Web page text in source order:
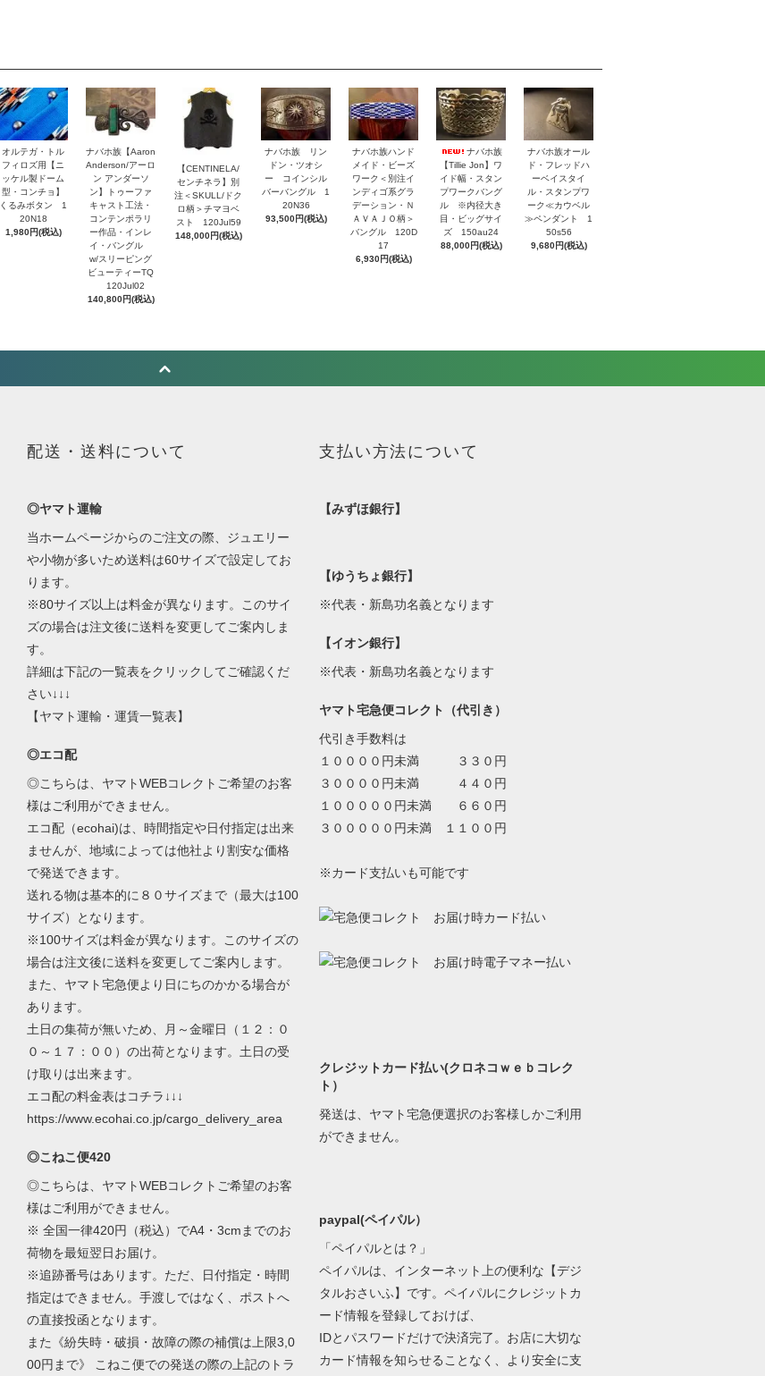
オルテガ・トル
フィロズ用【ニ
ッケル製ドーム
型・コンチョ】
くるみボタン 1
20N18
1,980円(税込)
ナバホ族【Aaron
Anderson/アーロ
ン アンダーソ
ン】トゥーファ
キャスト工法・
コンテンポラリ
ー作品・インレ
イ・バングル
w/スリーピング
ビューティーTQ
120Jul02
140,800円(税込)
【CENTINELA/
センチネラ】別
注＜SKULL/ドク
ロ柄＞チマヨベ
スト 120Jul59
148,000円(税込)
ナバホ族 リン
ドン・ツオシ
ー コインシル
バーバングル 1
20N36
93,500円(税込)
ナバホ族ハンド
メイド・ビーズ
ワーク＜別注イ
ンディゴ系グラ
デーション・Ｎ
ＡＶＡＪＯ柄＞
バングル 120D
17
6,930円(税込)
ナバホ族
【Tillie Jon】ワ
イド幅・スタン
プワークバング
ル ※内径大き
目・ビッグサイ
ズ 150au24
88,000円(税込)
ナバホ族オール
ド・フレッドハ
ーベイスタイ
ル・スタンプワ
ーク≪カウベル
≫ペンダント 1
50s56
9,680円(税込)
配送・送料について
◎ヤマト運輸
当ホームページからのご注文の際、ジュエリー
や小物が多いため送料は60サイズで設定してお
ります。
※80サイズ以上は料金が異なります。このサイ
ズの場合は注文後に送料を変更してご案内しま
す。
詳細は下記の一覧表をクリックしてご確認くだ
さい↓↓↓
【ヤマト運輸・運賃一覧表】
◎エコ配
◎こちらは、ヤマトWEBコレクトご希望のお客
様はご利用ができません。
エコ配（ecohai)は、時間指定や日付指定は出来
ませんが、地域によっては他社より割安な価格
で発送できます。
送れる物は基本的に８０サイズまで（最大は100
サイズ）となります。
※100サイズは料金が異なります。このサイズの
場合は注文後に送料を変更してご案内します。
また、ヤマト宅急便より日にちのかかる場合が
あります。
土日の集荷が無いため、月～金曜日（１２：０
０～１７：００）の出荷となります。土日の受
け取りは出来ます。
エコ配の料金表はコチラ↓↓↓
https://www.ecohai.co.jp/cargo_delivery_area
◎こねこ便420
◎こちらは、ヤマトWEBコレクトご希望のお客
様はご利用ができません。
※ 全国一律420円（税込）でA4・3cmまでのお
荷物を最短翌日お届け。
※追跡番号はあります。ただ、日付指定・時間
指定はできません。手渡しではなく、ポストへ
の直接投函となります。
また《紛失時・破損・故障の際の補償は上限3,0
00円まで》 こねこ便での発送の際の上記のトラ
支払い方法について
【みずほ銀行】
【ゆうちょ銀行】
※代表・新島功名義となります
【イオン銀行】
※代表・新島功名義となります
ヤマト宅急便コレクト（代引き）
代引き手数料は
１００００円未満 ３３０円
３００００円未満 ４４０円
１０００００円未満 ６６０円
３０００００円未満 １１００円
※カード支払いも可能です
クレジットカード払い(クロネコｗｅｂコレク
ト）
発送は、ヤマト宅急便選択のお客様しかご利用
ができません。
paypal(ペイパル）
「ペイパルとは？」
ペイパルは、インターネット上の便利な【デジ
タルおさいふ】です。ペイパルにクレジットカ
ード情報を登録しておけば、
IDとパスワードだけで決済完了。お店に大切な
カード情報を知らせることなく、より安全に支